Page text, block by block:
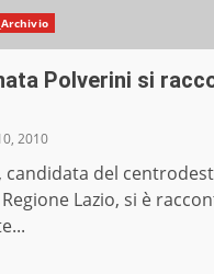
Polverini si
2010
candidata del
Lazio, si è